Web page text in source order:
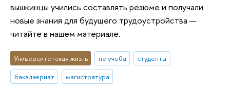
вышкинцы учились составлять резюме и получали
новые знания для будущего трудоустройства —
читайте в нашем материале.
Университетская жизнь не учеба
студенты
бакалавриат
магистратура